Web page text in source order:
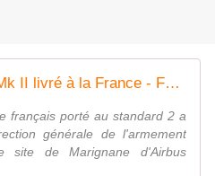
Un premier Tigre HAD Mk II livré à la France - FOB - Forces Operations Blog
français porté au standard 2 a
générale de l'armement
site de Marignane d'Airbus